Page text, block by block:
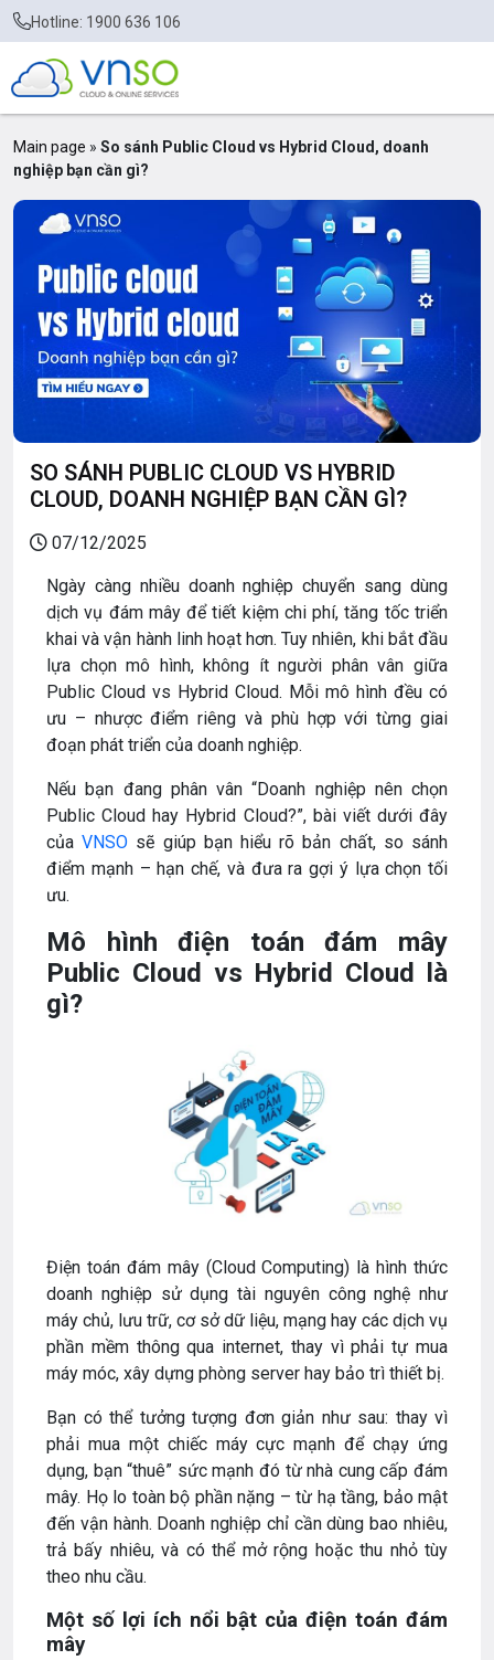
Hotline: 1900 636 106
Main page » So sánh Public Cloud vs Hybrid Cloud, doanh
nghiệp bạn cần gì?
SO SÁNH PUBLIC CLOUD VS HYBRID
CLOUD, DOANH NGHIỆP BẠN CẦN GÌ?
07/12/2025
Ngày càng nhiều doanh nghiệp chuyển sang dùng
dịch vụ đám mây để tiết kiệm chi phí, tăng tốc triển
khai và vận hành linh hoạt hơn. Tuy nhiên, khi bắt đầu
lựa chọn mô hình, không ít người phân vân giữa
Public Cloud vs Hybrid Cloud. Mỗi mô hình đều có
ưu – nhược điểm riêng và phù hợp với từng giai
đoạn phát triển của doanh nghiệp.
Nếu bạn đang phân vân “Doanh nghiệp nên chọn
Public Cloud hay Hybrid Cloud?”, bài viết dưới đây
củaVNSO sẽ giúp bạn hiểu rõ bản chất, so sánh
điểm mạnh – hạn chế, và đưa ra gợi ý lựa chọn tối
ưu.
Mô hình điện toán đám mây
Public Cloud vs Hybrid Cloud là
gì?
Điện toán đám mây (Cloud Computing) là hình thức
doanh nghiệp sử dụng tài nguyên công nghệ như
máy chủ, lưu trữ, cơ sở dữ liệu, mạng hay các dịch vụ
phần mềm thông qua internet, thay vì phải tự mua
máy móc, xây dựng phòng server hay bảo trì thiết bị.
Bạn có thể tưởng tượng đơn giản như sau: thay vì
phải mua một chiếc máy cực mạnh để chạy ứng
dụng, bạn “thuê” sức mạnh đó từ nhà cung cấp đám
mây. Họ lo toàn bộ phần nặng – từ hạ tầng, bảo mật
đến vận hành. Doanh nghiệp chỉ cần dùng bao nhiêu,
trả bấy nhiêu, và có thể mở rộng hoặc thu nhỏ tùy
theo nhu cầu.
Một số lợi ích nổi bật của điện toán đám
mây